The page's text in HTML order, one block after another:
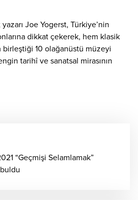
Joe Yogerst, Türkiye’nin
dikkat çekerek, hem klasik
birleştiği 10 olağanüstü müzeyi
tarihî ve sanatsal mirasının
“Geçmişi Selamlamak”